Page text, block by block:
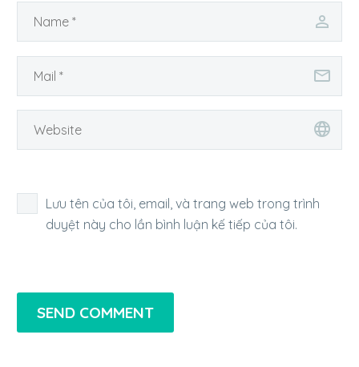
Lưu tên của tôi, email, và trang web trong trình
duyệt này cho lần bình luận kế tiếp của tôi.
SEND COMMENT